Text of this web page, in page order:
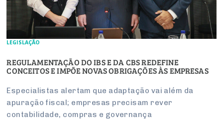
LEGISLAÇÃO
REGULAMENTAÇÃO DO IBS E DA CBS REDEFINE
CONCEITOS E IMPÕE NOVAS OBRIGAÇÕES ÀS EMPRESAS
Especialistas alertam que adaptação vai além da
apuração fiscal; empresas precisam rever
contabilidade, compras e governança